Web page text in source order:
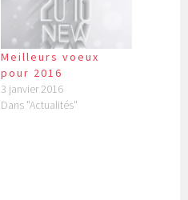
Meilleurs voeux
pour 2016
3 janvier 2016
Dans "Actualités"